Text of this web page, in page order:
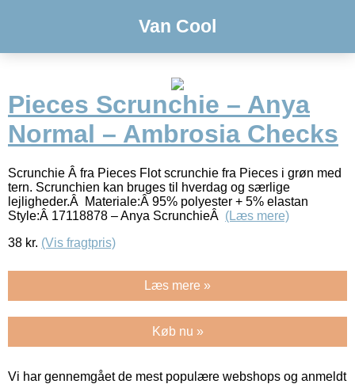
Van Cool
Pieces Scrunchie – Anya
Normal – Ambrosia Checks
Scrunchie Â fra Pieces Flot scrunchie fra Pieces i grøn med
tern. Scrunchien kan bruges til hverdag og særlige
lejligheder.Â Materiale:Â 95% polyester + 5% elastan
Style:Â 17118878 – Anya ScrunchieÂ (Læs mere)
38 kr. (Vis fragtpris)
Læs mere »
Køb nu »
Vi har gennemgået de mest populære webshops og anmeldt